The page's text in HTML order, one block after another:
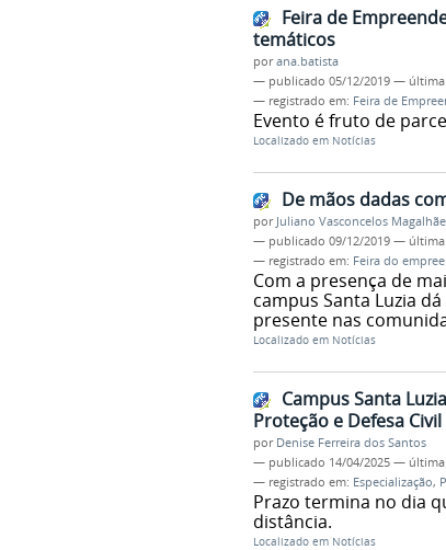
Feira de
temáticos
porana.batista
— publicado 05/12/2019 —
— registrado em: Feira de
Evento é fruto de
Localizado em Notícias
De mãos dadas
por Juliano Vasconcelos
— publicado 09/12/2019 —
— registrado em: Feira do
Com a presença de
campus Santa Luzia
presente nas
Localizado em Notícias
Campus Santa
Proteção e Defesa Civil
por Denise Ferreira dos Santos
— publicado 14/04/2025 —
— registrado em: Especialização,
Prazo termina no dia
distância.
Localizado em Notícias